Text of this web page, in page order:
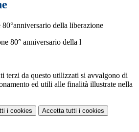
80°anniversario della liberazione
terzi da questo utilizzati si avvalgono di
ed utili alle finalità illustrate nella
i cookies Accetta tutti i cookies